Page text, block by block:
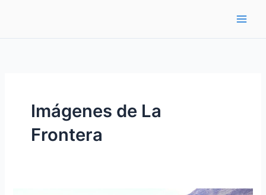
Imágenes de La
Frontera